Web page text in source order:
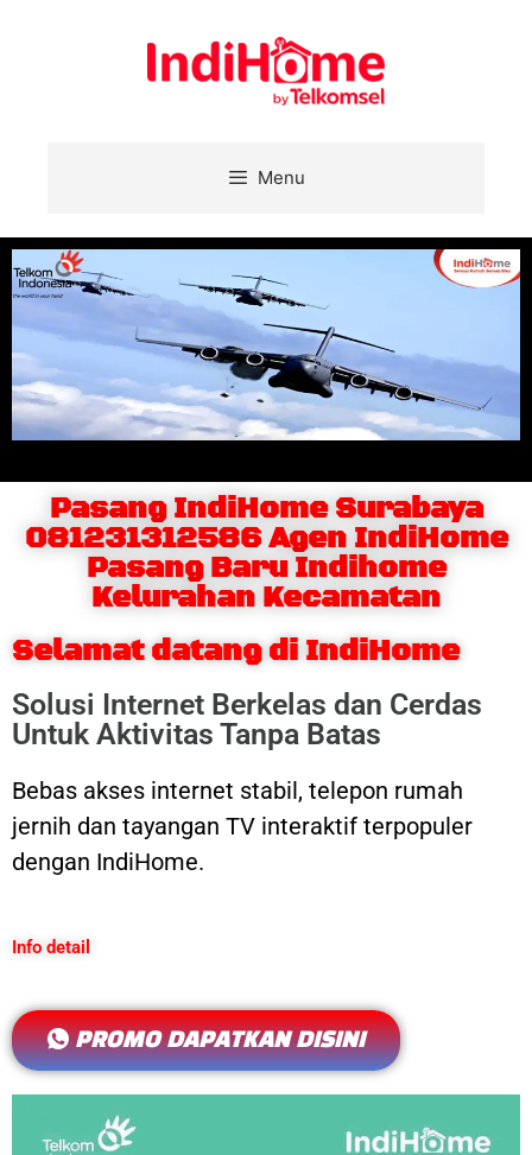
Menu
Pasang IndiHome Surabaya
081231312586 Agen IndiHome
Pasang Baru Indihome
Kelurahan Kecamatan
Selamat datang di IndiHome
Solusi Internet Berkelas dan Cerdas
Untuk Aktivitas Tanpa Batas
Bebas akses internet stabil, telepon rumah
jernih dan tayangan TV interaktif terpopuler
dengan IndiHome.
Info detail
PROMO DAPATKAN DISINI